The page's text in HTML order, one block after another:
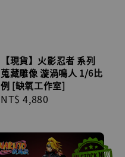
【現貨】火影忍者 系列
蒐藏雕像 漩渦鳴人 1/6比
例 [缺氧工作室]
Regular
NT$ 4,880